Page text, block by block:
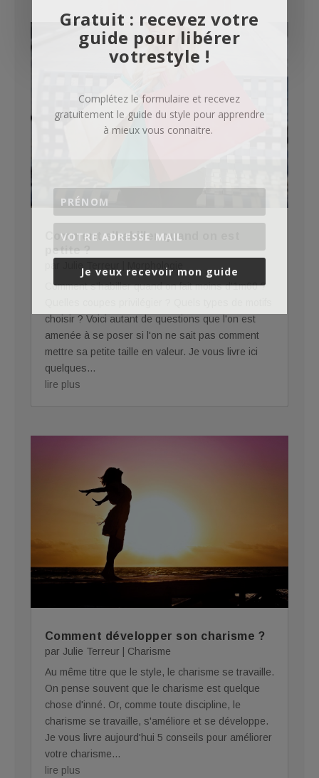
Comment s’habiller quand on est
petite ?
Morphologie
Comment s'habiller quand on fait moins d'1m60 ?
choisir ? Voici autant de questions que l'on est
amenée à se poser si l'on ne sait pas comment
mettre sa petite taille en valeur. Je vous livre ici
quelques...
lire plus
Comment développer son charisme ?
par Julie Terreur
Charisme
Au même titre que le style, le charisme se travaille.
On pense souvent que le charisme est quelque
chose d'inné. Or, comme toute discipline, le
charisme se travaille, s'améliore et se développe.
Je vous livre aujourd'hui 5 conseils pour améliorer
votre charisme...
lire plus
Gratuit : recevez votre
guide pour libérer
votrestyle !
Complétez le formulaire et recevez
gratuitement le guide du style pour apprendre
à mieux vous connaitre.
Je veux recevoir mon guide